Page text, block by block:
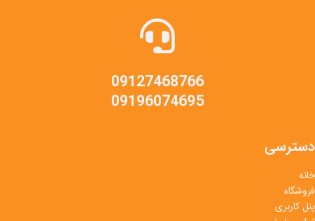
09127468766
09196074695
دسترسی
خانه
فروشگاه
پنل کاربری